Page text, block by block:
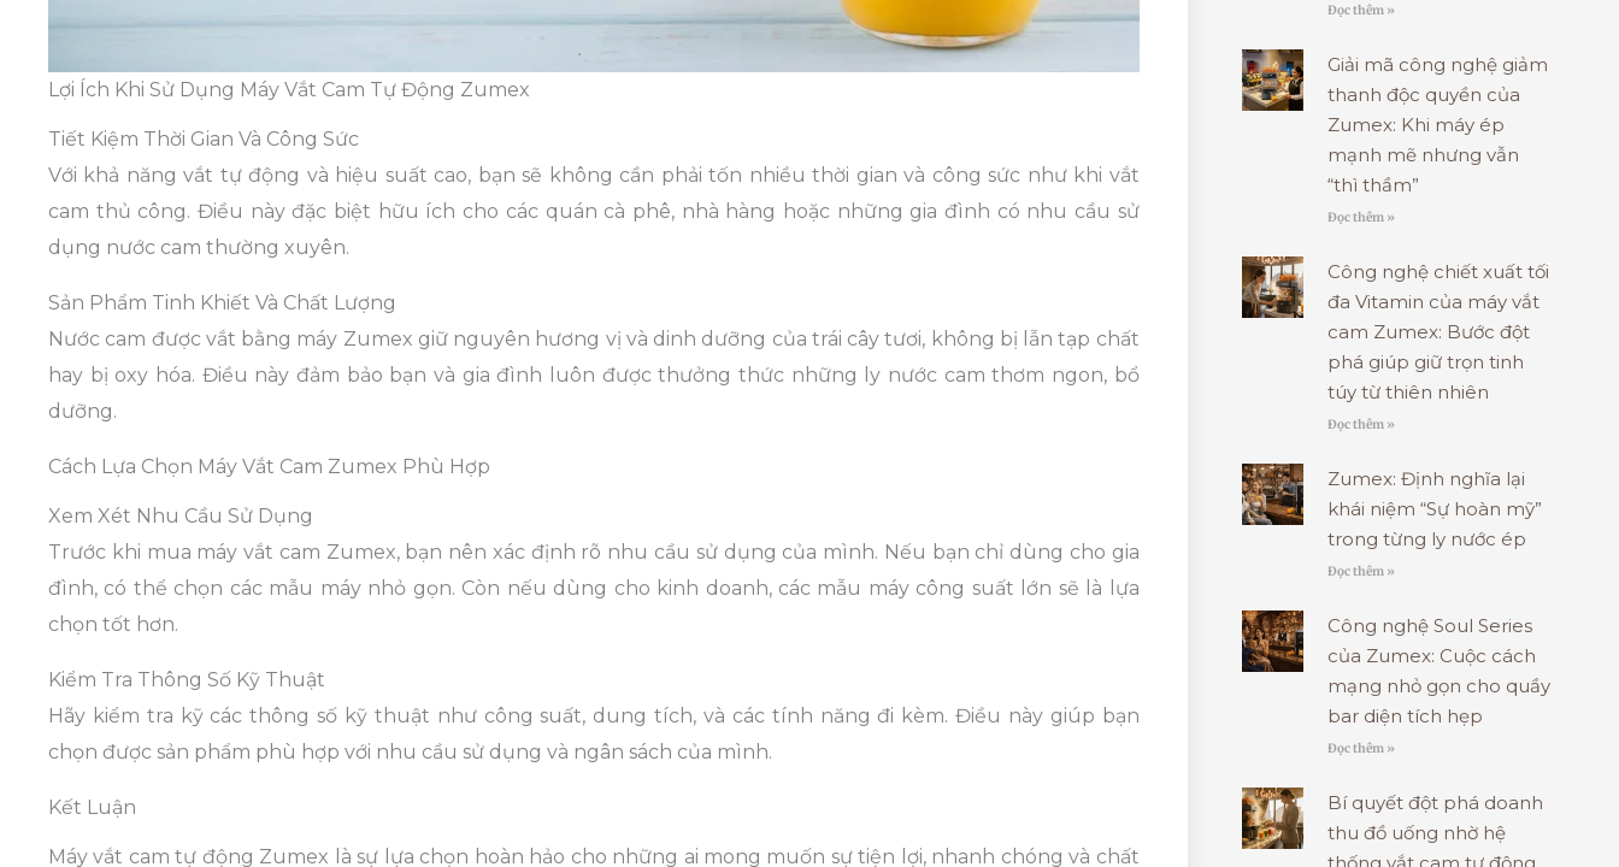
Lợi Ích Khi Sử Dụng Máy Vắt Cam Tự Động Zumex
Tiết Kiệm Thời Gian Và Công Sức
Với khả năng vắt tự động và hiệu suất cao, bạn sẽ không cần phải tốn nhiều thời gian và công sức như khi vắt
cam thủ công. Điều này đặc biệt hữu ích cho các quán cà phê, nhà hàng hoặc những gia đình có nhu cầu sử
dụng nước cam thường xuyên.
Sản Phẩm Tinh Khiết Và Chất Lượng
Nước cam được vắt bằng máy Zumex giữ nguyên hương vị và dinh dưỡng của trái cây tươi, không bị lẫn tạp chất
hay bị oxy hóa. Điều này đảm bảo bạn và gia đình luôn được thưởng thức những ly nước cam thơm ngon, bổ
dưỡng.
Cách Lựa Chọn Máy Vắt Cam Zumex Phù Hợp
Xem Xét Nhu Cầu Sử Dụng
Trước khi mua máy vắt cam Zumex, bạn nên xác định rõ nhu cầu sử dụng của mình. Nếu bạn chỉ dùng cho gia
đình, có thể chọn các mẫu máy nhỏ gọn. Còn nếu dùng cho kinh doanh, các mẫu máy công suất lớn sẽ là lựa
chọn tốt hơn.
Kiểm Tra Thông Số Kỹ Thuật
Hãy kiểm tra kỹ các thông số kỹ thuật như công suất, dung tích, và các tính năng đi kèm. Điều này giúp bạn
chọn được sản phẩm phù hợp với nhu cầu sử dụng và ngân sách của mình.
Kết Luận
Máy vắt cam tự động Zumex là sự lựa chọn hoàn hảo cho những ai mong muốn sự tiện lợi, nhanh chóng và chất
Đọc thêm »
Giải mã công nghệ giảm
thanh độc quyền của
Zumex: Khi máy ép
mạnh mẽ nhưng vẫn
“thì thầm”
Đọc thêm »
Công nghệ chiết xuất tối
đa Vitamin của máy vắt
cam Zumex: Bước đột
phá giúp giữ trọn tinh
túy từ thiên nhiên
Đọc thêm »
Zumex: Định nghĩa lại
khái niệm “Sự hoàn mỹ”
trong từng ly nước ép
Đọc thêm »
Công nghệ Soul Series
của Zumex: Cuộc cách
mạng nhỏ gọn cho quầy
bar diện tích hẹp
Đọc thêm »
Bí quyết đột phá doanh
thu đồ uống nhờ hệ
thống vắt cam tự động